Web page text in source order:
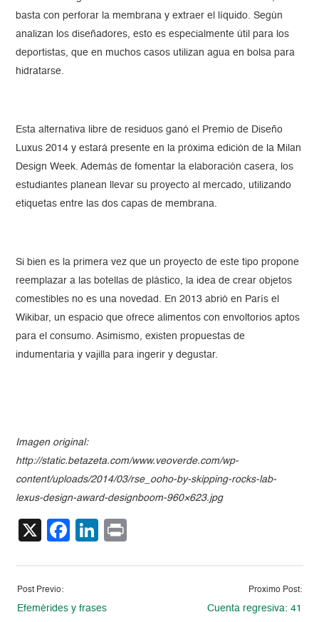
basta con perforar la membrana y extraer el líquido. Según
analizan los diseñadores, esto es especialmente útil para los
deportistas, que en muchos casos utilizan agua en bolsa para
hidratarse.
Esta alternativa libre de residuos ganó el Premio de Diseño
Luxus 2014 y estará presente en la próxima edición de la Milan
Design Week. Además de fomentar la elaboración casera, los
estudiantes planean llevar su proyecto al mercado, utilizando
etiquetas entre las dos capas de membrana.
Si bien es la primera vez que un proyecto de este tipo propone
reemplazar a las botellas de plástico, la idea de crear objetos
comestibles no es una novedad. En 2013 abrió en París el
Wikibar, un espacio que ofrece alimentos con envoltorios aptos
para el consumo. Asimismo, existen propuestas de
indumentaria y vajilla para ingerir y degustar.
Imagen original:
http://static.betazeta.com/www.veoverde.com/wp-
content/uploads/2014/03/rse_ooho-by-skipping-rocks-lab-
lexus-design-award-designboom-960×623.jpg
X Facebook
LinkedIn
Post Previo:
Efemérides y frases
Proximo Post:
Cuenta regresiva: 41